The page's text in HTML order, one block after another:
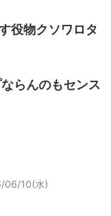
役物クソワロタ
らんのもセンス
06/10(水)